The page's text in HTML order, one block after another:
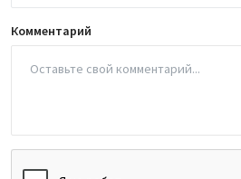
Комментарий